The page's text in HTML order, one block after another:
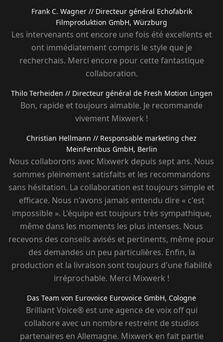
Frank C. Wagner // Directeur général Echofabrik
Filmproduktion GmbH, Würzburg
Les intervenants ont encore une fois été excellents et
ont immédiatement compris le style que je
recherchais. Merci encore pour cette fantastique
collaboration.
Thilo Terheiden // Directeur général de Fresh Motion Lingen
Bon, rapide et toujours aimable. Je recommande
vivement Mixwerk !
Christian Hellmann // Responsable marketing chez
MeinFernbus GmbH, Berlin
Nous collaborons avec Mixwerk depuis sept ans. Nous
sommes pleinement satisfaits et les recommandons
sans hésitation. La collaboration est toujours simple et
efficace. Nous n'avons jamais entendu dire « c'est
impossible ». L'équipe est toujours très sympathique,
même dans les moments les plus intenses. Nous
recevons des conseils avisés et pertinents, même pour
des demandes un peu particulières. Enfin, la
production et la livraison sont toujours d'une fiabilité
irréprochable. Merci Mixwerk !
Das Team von Eurovoice Eurovoice GmbH, Cologne
Brilliant Voice® est une agence de voix off qui
collabore avec un nombre restreint de studios
partenaires en Allemagne. Mixwerk en fait partie